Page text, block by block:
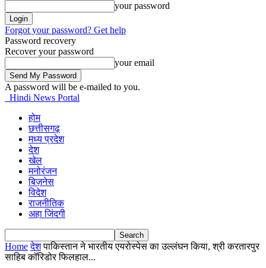
your password
Forgot your password? Get help
Password recovery
Recover your password
your email
A password will be e-mailed to you.
Hindi News Portal
होम
छत्तीसगढ़
मध्य प्रदेश
देश
खेल
मनोरंजन
बिज़नेस
विदेश
राजनीतिक
अहा जिंदगी
Home देश पाकिस्तान ने भारतीय एयरोस्पेस का उल्लंघन किया, श्री करतारपुर
साहिब कॉरिडोर फिलहाल...